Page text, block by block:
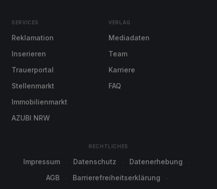
SERVICES
Reklamation
Inserieren
Trauerportal
Stellenmarkt
Immobilienmarkt
AZUBI NRW
VERLAG
Mediadaten
Team
Karriere
FAQ
RECHTLICHES
Impressum Datenschutz
Datenerhebung
AGB
Barrierefreiheitserklärung